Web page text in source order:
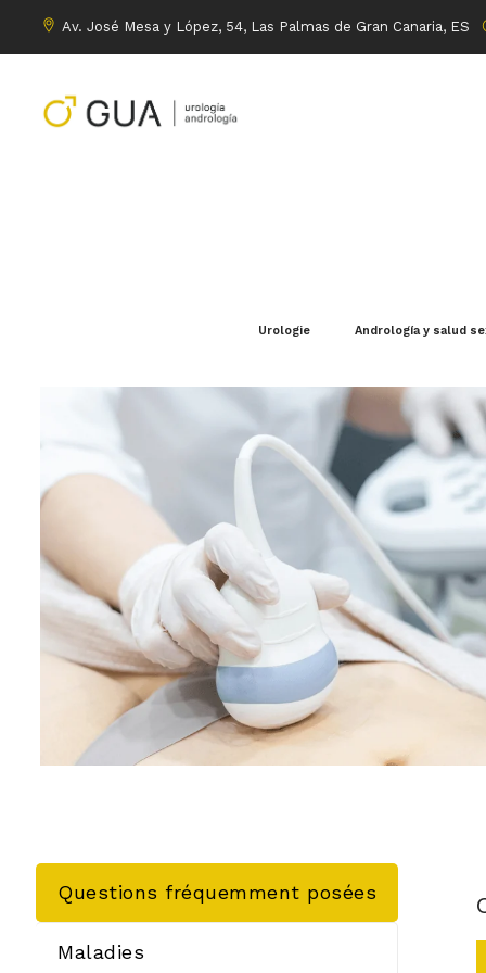
Av. José Mesa y López, 54, Las Palmas de Gran Canaria, ES
Urologie Andrología y salud
Questions fréquemment posées
Maladies